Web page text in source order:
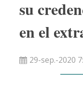
su
en el
29-sep.-2020